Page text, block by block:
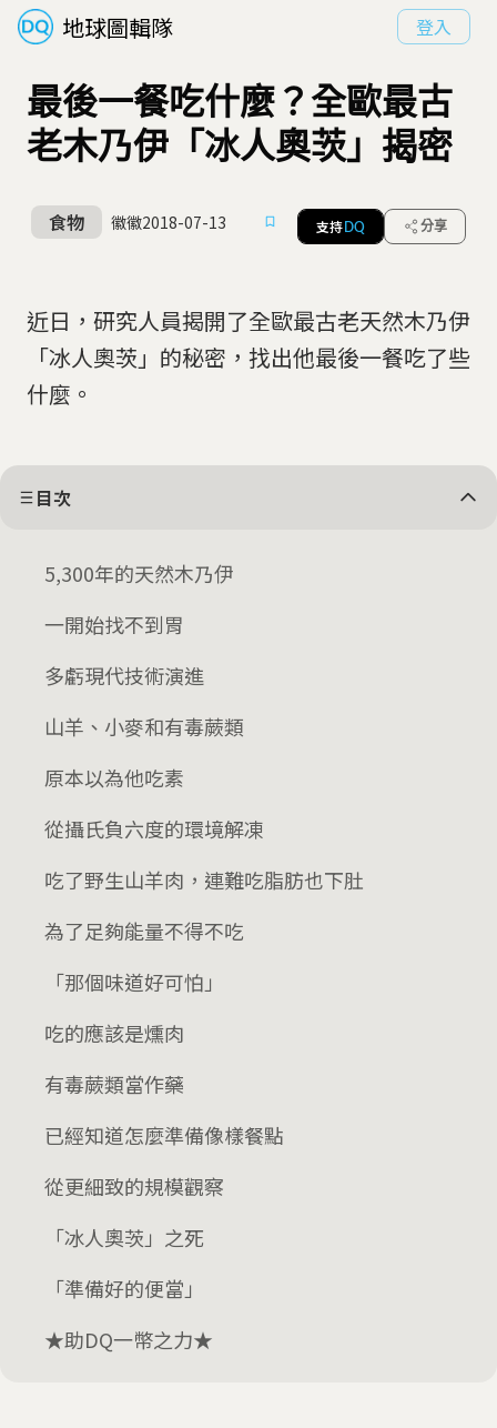
地球圖輯隊 登入
最後一餐吃什麼？全歐最古
老木乃伊「冰人奧茨」揭密
食物 徽徽2018-07-13 支持 DQ 分享
近日，研究人員揭開了全歐最古老天然木乃伊
「冰人奧茨」的秘密，找出他最後一餐吃了些
什麼。
目次
5,300年的天然木乃伊
一開始找不到胃
多虧現代技術演進
山羊、小麥和有毒蕨類
原本以為他吃素
從攝氏負六度的環境解凍
吃了野生山羊肉，連難吃脂肪也下肚
為了足夠能量不得不吃
「那個味道好可怕」
吃的應該是燻肉
有毒蕨類當作藥
已經知道怎麼準備像樣餐點
從更細致的規模觀察
「冰人奧茨」之死
「準備好的便當」
★助DQ一幣之力★